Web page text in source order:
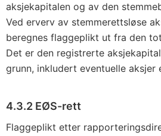
aksjekapitalen og av den
Ved erverv av stemmerettsløse
beregnes flaggeplikt ut fra den
Det er den registrerte
grunn, inkludert eventuelle aksjer
4.3.2 EØS-rett
Flaggeplikt etter